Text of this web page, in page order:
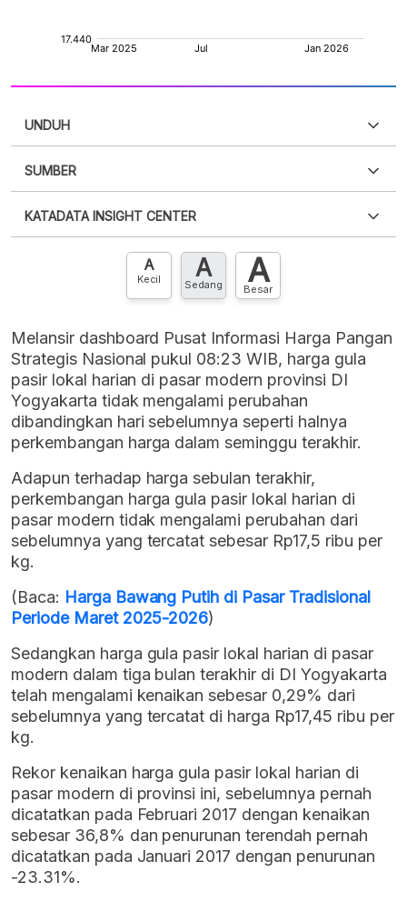
UNDUH
XLS
SUMBER
punya akun?Silakan Daftar sekarang
KATADATA INSIGHT CENTER
Hubungi sekarang »
A
Kecil A
Sedang A
Besar
Melansir dashboard Pusat Informasi Harga Pangan
Strategis Nasional pukul 08:23 WIB, harga gula
pasir lokal harian di pasar modern provinsi DI
Yogyakarta tidak mengalami perubahan
dibandingkan hari sebelumnya seperti halnya
perkembangan harga dalam seminggu terakhir.
Adapun terhadap harga sebulan terakhir,
perkembangan harga gula pasir lokal harian di
pasar modern tidak mengalami perubahan dari
sebelumnya yang tercatat sebesar Rp17,5 ribu per
kg.
(Baca: Harga Bawang Putih di Pasar Tradisional
Periode Maret 2025-2026)
Sedangkan harga gula pasir lokal harian di pasar
modern dalam tiga bulan terakhir di DI Yogyakarta
telah mengalami kenaikan sebesar 0,29% dari
sebelumnya yang tercatat di harga Rp17,45 ribu per
kg.
Rekor kenaikan harga gula pasir lokal harian di
pasar modern di provinsi ini, sebelumnya pernah
dicatatkan pada Februari 2017 dengan kenaikan
sebesar 36,8% dan penurunan terendah pernah
dicatatkan pada Januari 2017 dengan penurunan
-23.31%.